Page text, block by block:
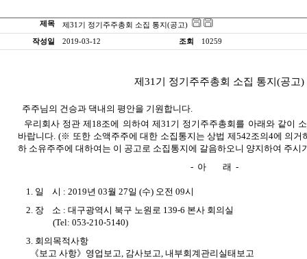
제목
제31기 정기주주총회 소집 통지(공고)
작성일
2019-03-12 조회 10259
제31기 정기주주총회 소집 통지(공고)
주주님의 건승과 댁내의 평안을 기원합니다.
우리회사 정관 제18조에 의하여 제31기 정기주주총회를 아래와 같이
바랍니다. (※ 또한 소액주주에 대한 소집통지는 상법 제542조의4에 의거
하 소유주주에 대하여는 이 공고로 소집통지에 갈음하오니 양지하여 주시
- 아 래 -
1. 일 시 : 2019년 03월 27일 (수) 오전 09시
2. 장 소 : 대구광역시 북구 노원로 139-6 본사 회의실
(Tel: 053-210-5140)
3. 회의목적사항
《보고 사항》영업보고, 감사보고, 내부회계관리실태보고